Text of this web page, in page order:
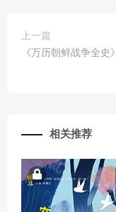
上一篇
《万历朝鲜战争全史》
相关推荐